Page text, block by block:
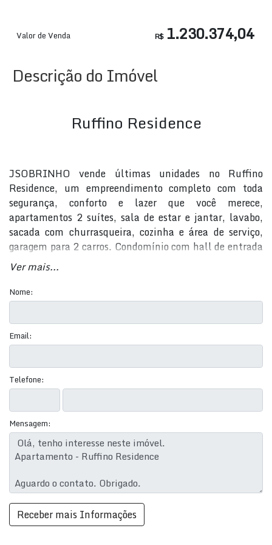
R$1.230.374,04
Valor de Venda
Descrição do Imóvel
Ruffino Residence
JSOBRINHO vende últimas unidades no Ruffino
Residence, um empreendimento completo com toda
segurança, conforto e lazer que você merece,
apartamentos 2 suítes, sala de estar e jantar, lavabo,
sacada com churrasqueira, cozinha e área de serviço,
garagem para 2 carros. Condomínio com hall de entrada
mobiliado e decorado, elevador. Agende sua visita HOJE
MESMO! Preço e disponibilidade do imóvel sujeitos a
alteração sem aviso prévio.
Ver mais...
Nome:
Email:
Telefone:
Mensagem: